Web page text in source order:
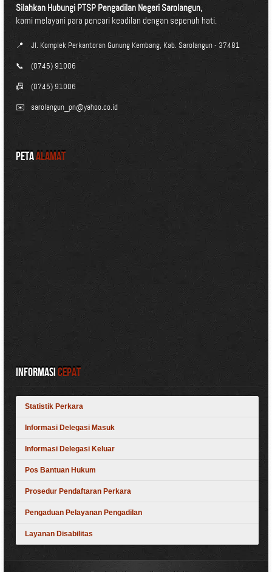
Silahkan Hubungi PTSP Pengadilan Negeri Sarolangun,
kami melayani para pencari keadilan dengan sepenuh hati.
📍
Jl. Komplek Perkantoran Gunung Kembang, Kab. Sarolangun - 37481
📞
(0745) 91006
📠
(0745) 91006
✉️
sarolangun_pn@yahoo.co.id
PetaAlamat
InformasiCepat
Statistik Perkara
Informasi Delegasi Masuk
Informasi Delegasi Keluar
Pos Bantuan Hukum
Prosedur Pendaftaran Perkara
Pengaduan Pelayanan Pengadilan
Layanan Disabilitas